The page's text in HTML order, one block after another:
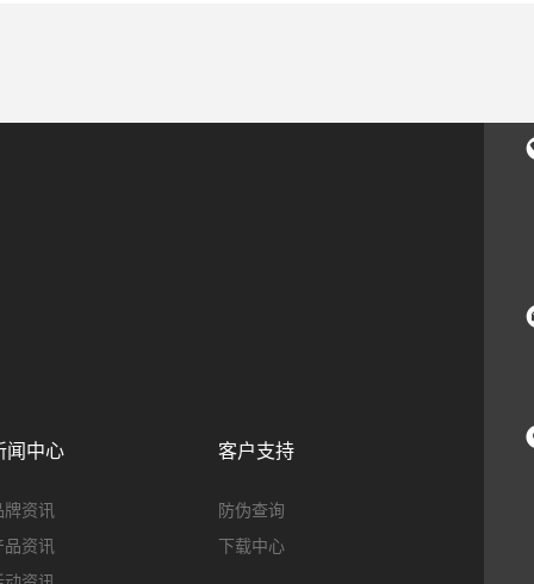
闻中心
牌资讯
品资讯
客户支持
防伪查询
下载中心